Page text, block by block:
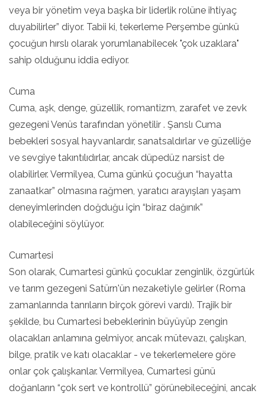
veya bir yönetim veya başka bir liderlik rolüne ihtiyaç
duyabilirler” diyor. Tabii ki, tekerleme Perşembe günkü
çocuğun hırslı olarak yorumlanabilecek "çok uzaklara"
sahip olduğunu iddia ediyor.
Cuma
Cuma, aşk, denge, güzellik, romantizm, zarafet ve zevk
gezegeni Venüs tarafından yönetilir . Şanslı Cuma
bebekleri sosyal hayvanlardır, sanatsaldırlar ve güzelliğe
ve sevgiye takıntılıdırlar, ancak düpedüz narsist de
olabilirler. Vermilyea, Cuma günkü çocuğun “hayatta
zanaatkar” olmasına rağmen, yaratıcı arayışları yaşam
deneyimlerinden doğduğu için “biraz dağınık”
olabileceğini söylüyor.
Cumartesi
Son olarak, Cumartesi günkü çocuklar zenginlik, özgürlük
ve tarım gezegeni Satürn'ün nezaketiyle gelirler (Roma
zamanlarında tanrıların birçok görevi vardı). Trajik bir
şekilde, bu Cumartesi bebeklerinin büyüyüp zengin
olacakları anlamına gelmiyor, ancak mütevazı, çalışkan,
bilge, pratik ve katı olacaklar - ve tekerlemelere göre
onlar çok çalışkanlar. Vermilyea, Cumartesi günü
doğanların “çok sert ve kontrollü” görünebileceğini, ancak